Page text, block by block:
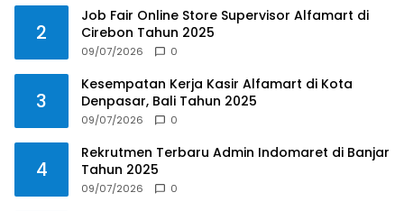
2
Job Fair Online Store Supervisor Alfamart di
Cirebon Tahun 2025
09/07/2026 0
3
Kesempatan Kerja Kasir Alfamart di Kota
Denpasar, Bali Tahun 2025
09/07/2026 0
4
Rekrutmen Terbaru Admin Indomaret di Banjar
Tahun 2025
09/07/2026 0